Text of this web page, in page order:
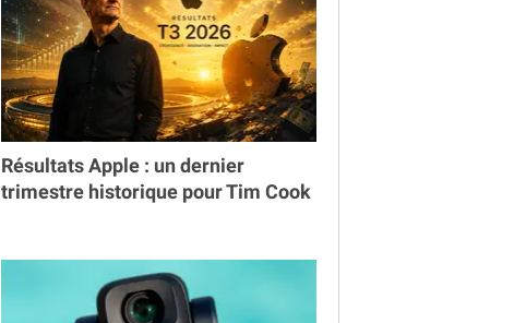
Résultats Apple : un dernier
trimestre historique pour Tim Cook